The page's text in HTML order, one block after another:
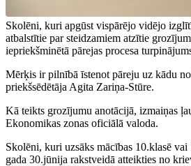
Skolēni, kuri apgūst vispārējo vidējo
atbalstītie par steidzamiem atzītie
iepriekšminētā pārejas procesa
Mērķis ir pilnībā īstenot pāreju uz kādu
priekšsēdētāja Agita Zariņa-Stūre.
Kā teikts grozījumu anotācijā, izmaiņas
Ekonomikas zonas oficiālā valoda.
Skolēni, kuri uzsāks mācības 10.klasē
gada 30.jūnija rakstveidā atteikties no